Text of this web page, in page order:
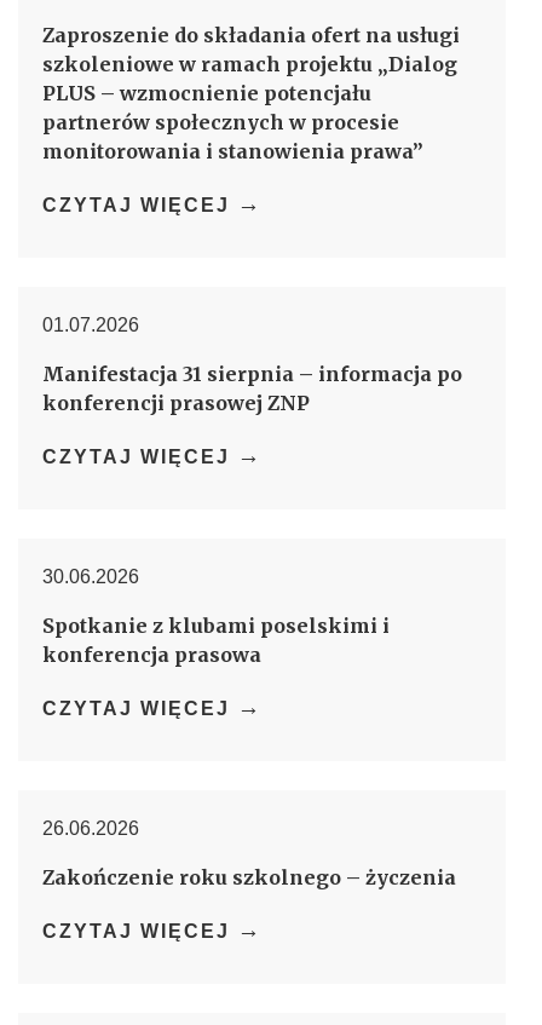
Zaproszenie do składania ofert na usługi
szkoleniowe w ramach projektu „Dialog
PLUS – wzmocnienie potencjału
partnerów społecznych w procesie
monitorowania i stanowienia prawa”
CZYTAJ WIĘCEJ →
01.07.2026
Manifestacja 31 sierpnia – informacja po
konferencji prasowej ZNP
CZYTAJ WIĘCEJ →
30.06.2026
Spotkanie z klubami poselskimi i
konferencja prasowa
CZYTAJ WIĘCEJ →
26.06.2026
Zakończenie roku szkolnego – życzenia
CZYTAJ WIĘCEJ →